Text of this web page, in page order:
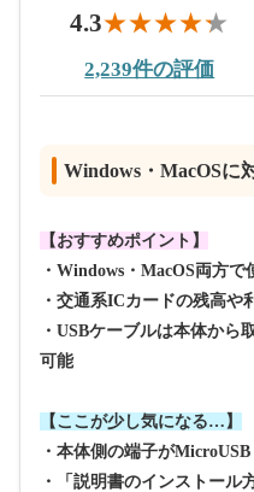
4.3
2,239件の評価
Windows・MacOSに
【おすすめポイント】
・Windows・MacOS両方で
・交通系ICカードの残高や
・USBケーブルは本体から
可能
【ここが少し気になる…】
・本体側の端子がMicroUSB
・「説明書のインストール